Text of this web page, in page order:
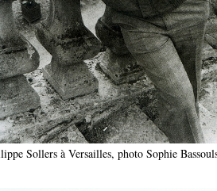
Sollers à Versailles, photo Sophie